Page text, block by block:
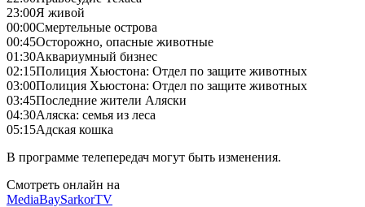
23:00Я живой
00:00Смертельные острова
00:45Осторожно, опасные животные
01:30Аквариумный бизнес
02:15Полиция Хьюстона: Отдел по защите животных
03:00Полиция Хьюстона: Отдел по защите животных
03:45Последние жители Аляски
04:30Аляска: семья из леса
05:15Адская кошка
В программе телепередач могут быть изменения.
Смотреть онлайн на
MediaBaySarkorTV